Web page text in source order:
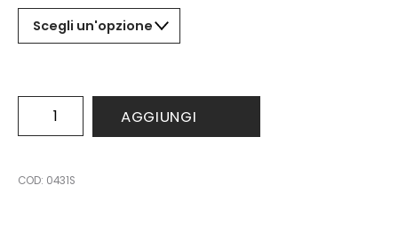
Sabre
Glove
N)
AGGIUNGI
COD: 0431S